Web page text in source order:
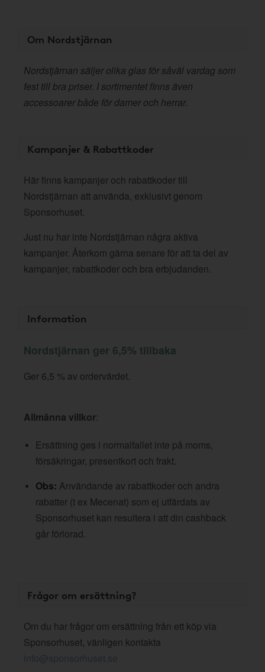
Om Nordstjärnan
Nordstjärnan säljer olika glas för såväl vardag som
fest till bra priser. I sortimentet finns även
accessoarer både för damer och herrar.
Kampanjer & Rabattkoder
Här finns kampanjer och rabattkoder till
Nordstjärnan att använda, exklusivt genom
Sponsorhuset.
Just nu har inte Nordstjärnan några aktiva
kampanjer. Återkom gärna senare för att ta del av
kampanjer, rabattkoder och bra erbjudanden.
Information
Nordstjärnan ger 6,5% tillbaka
Ger 6,5 % av ordervärdet.
Allmänna villkor:
Ersättning ges i normalfallet inte på moms,
försäkringar, presentkort och frakt.
Obs: Användande av rabattkoder och andra
rabatter (t ex Mecenat) som ej utfärdats av
Sponsorhuset kan resultera i att din cashback
går förlorad.
Frågor om ersättning?
Om du har frågor om ersättning från ett köp via
Sponsorhuset, vänligen kontakta
info@sponsorhuset.se